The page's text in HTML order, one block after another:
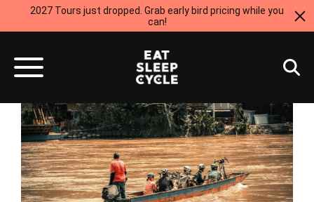
2027 Tours just dropped. Grab early bird pricing while you
can!
Colòmbia